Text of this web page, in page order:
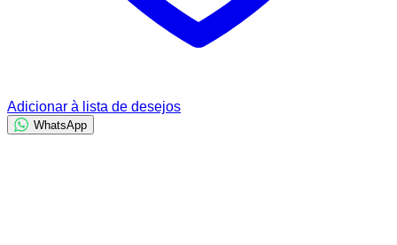
Adicionar à lista de desejos
WhatsApp